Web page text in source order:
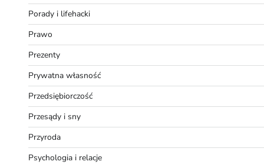
Porady i lifehacki
Prawo
Prezenty
Prywatna własność
Przedsiębiorczość
Przesądy i sny
Przyroda
Psychologia i relacje